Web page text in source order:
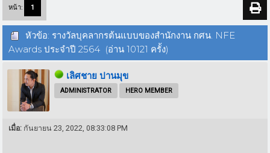
หน้า: 1
หัวข้อ: รางวัลบุคลากรต้นแบบของสำนักงาน กศน. NFE
Awards ประจำปี 2564 (อ่าน 10121 ครั้ง)
เลิศชาย ปานมุข
ADMINISTRATOR HERO MEMBER
เมื่อ: กันยายน 23, 2022, 08:33:08 PM